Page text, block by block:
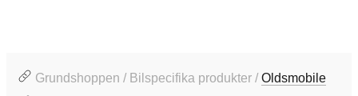
Grundshoppen / Bilspecifika produkter /Oldsmobile